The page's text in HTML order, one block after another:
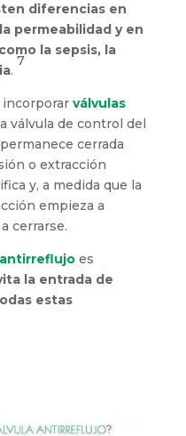
diferencias en
permeabilidad y en
la sepsis, la
.
7
válvulas
válvula de control del
cerrada
o extracción
y, a medida que la
empieza a
cerrarse.
es
la entrada de
estas